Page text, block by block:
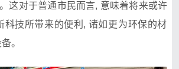
这对于普⁠通市民而言, 意味着将来或许
科技所带来的便利⁠, 诸如‍更⁠为环保的材
。